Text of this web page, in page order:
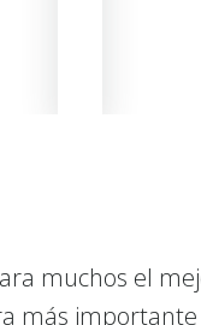
muchos el
más